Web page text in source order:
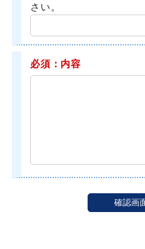
さい。
必須：内容